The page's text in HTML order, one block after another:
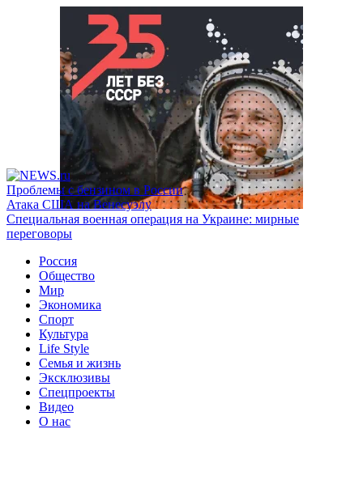
Проблемы с бензином в России
Атака США на Венесуэлу
Специальная военная операция на Украине: мирные
переговоры
Россия
Общество
Мир
Экономика
Спорт
Культура
Life Style
Семья и жизнь
Эксклюзивы
Спецпроекты
Видео
О нас